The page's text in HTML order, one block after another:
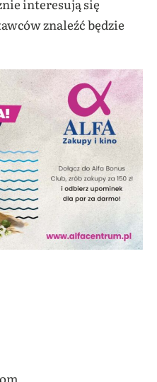
interesują się
znaleźć będzie